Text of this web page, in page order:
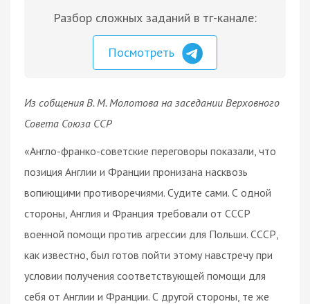
Разбор сложных заданий в тг-канале:
Посмотреть
Из собщения В. М. Молотова на заседании Верховного
Совета Союза ССР
«Англо-франко-советские переговоры показали, что
позиция Англии и Франции пронизана насквозь
вопиющими противоречиями. Судите сами. С одной
стороны, Англия и Франция требовали от СССР
военной помощи против агрессии для Польши. СССР,
как известно, был готов пойти этому навстречу при
условии получения соответствующей помощи для
себя от Англии и Франции. С другой стороны, те же